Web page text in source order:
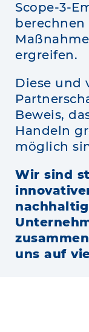
Scope-3-
ergreifen.
Diese und
Beweis,
Handeln
möglich
Wir sind
uns auf